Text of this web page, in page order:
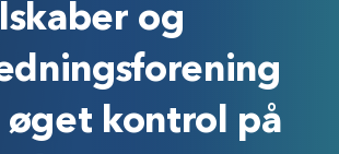
og
kontrol på